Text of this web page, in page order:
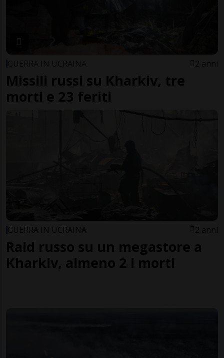
GUERRA IN UCRAINA 2 anni
Missili russi su Kharkiv, tre
morti e 23 feriti
GUERRA IN UCRAINA 2 anni
Raid russo su un megastore a
Kharkiv, almeno 2 i morti